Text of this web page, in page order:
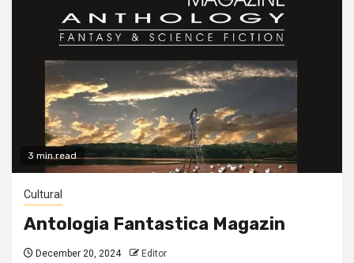
3 min read
Cultural
Antologia Fantastica Magazin
December 20, 2024 Editor